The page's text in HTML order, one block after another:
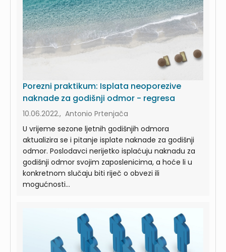
Porezni praktikum: Isplata neoporezive
naknade za godišnji odmor - regresa
10.06.2022., Antonio Prtenjača
U vrijeme sezone ljetnih godišnjih odmora
aktualizira se i pitanje isplate naknade za godišnji
odmor. Poslodavci nerijetko isplaćuju naknadu za
godišnji odmor svojim zaposlenicima, a hoće li u
konkretnom slučaju biti riječ o obvezi ili
mogućnosti...